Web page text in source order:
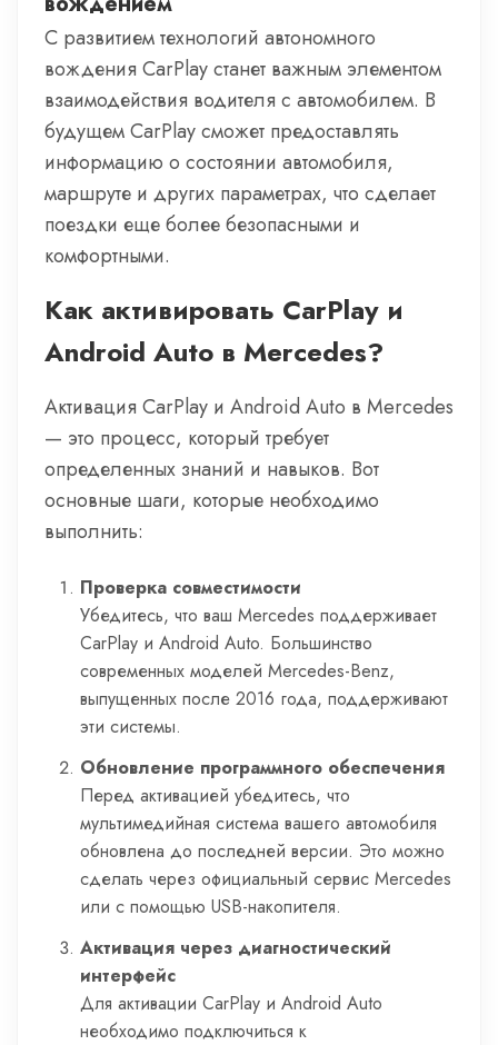
С развитием технологий автономного
вождения CarPlay станет важным элементом
взаимодействия водителя с автомобилем. В
будущем CarPlay сможет предоставлять
информацию о состоянии автомобиля,
маршруте и других параметрах, что сделает
поездки еще более безопасными и
комфортными.
Как активировать CarPlay и
Android Auto в Mercedes?
Активация CarPlay и Android Auto в Mercedes
— это процесс, который требует
определенных знаний и навыков. Вот
основные шаги, которые необходимо
выполнить:
Проверка совместимости
Убедитесь, что ваш Mercedes поддерживает
CarPlay и Android Auto. Большинство
современных моделей Mercedes-Benz,
выпущенных после 2016 года, поддерживают
эти системы.
Обновление программного обеспечения
Перед активацией убедитесь, что
мультимедийная система вашего автомобиля
обновлена до последней версии. Это можно
сделать через официальный сервис Mercedes
или с помощью USB-накопителя.
Активация через диагностический
интерфейс
Для активации CarPlay и Android Auto
необходимо подключиться к